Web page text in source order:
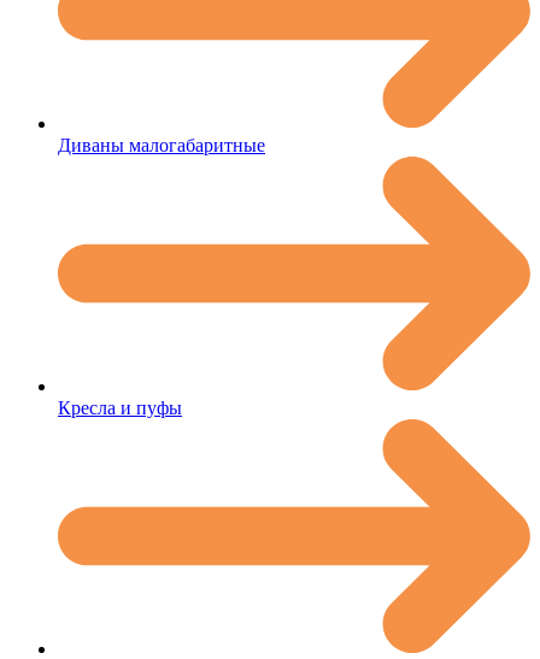
Диваны малогабаритные
Кресла и пуфы